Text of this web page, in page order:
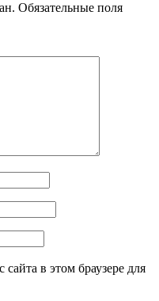
Обязательные поля
в этом браузере для